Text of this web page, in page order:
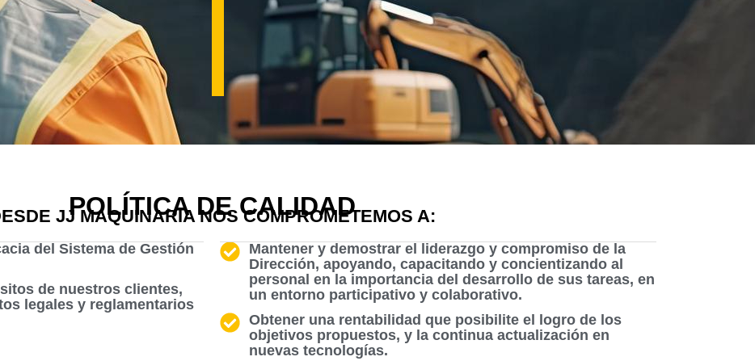
POLÍTICA DE CALIDAD
JJ MAQUINARIA NOS COMPROMETEMOS A:
del Sistema de Gestión
de nuestros clientes,
legales y reglamentarios
Mantener y demostrar el liderazgo y compromiso de la
Dirección, apoyando, capacitando y concientizando al
personal en la importancia del desarrollo de sus tareas, en
un entorno participativo y colaborativo.
Obtener una rentabilidad que posibilite el logro de los
objetivos propuestos, y la continua actualización en
nuevas tecnologías.